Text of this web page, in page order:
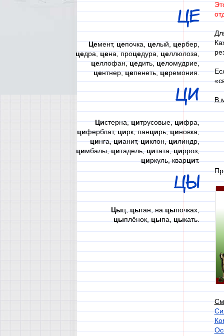
ЦЕ
Цемент,цепочка,целый,цербер,
цедра,цена, процедура,целлюлоза,
целлофан,цедить,целомудрие,
центнер,цепенеть,церемония.
ЦИ
Цистерна,цитрусовые,цифра,
циферблат,цирк, панцирь,циновка,
цинга,цианит,циклон,цилиндр,
цимбалы,цитадель,цитата,цирроз,
циркуль, кварцит.
ЦЫ
Цыц,цыган, нацыпочках,
цыплёнок, цыпа, цыкать.
В